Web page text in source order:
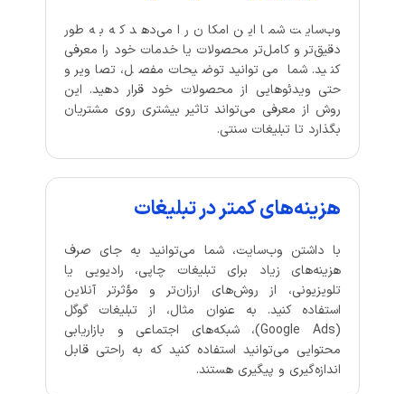
وب‌سایت شما این امکان را می‌دهد که به طور
دقیق‌تر و کامل‌تر محصولات یا خدمات خود را معرفی
کنید. شما می‌توانید توضیحات مفصل، تصاویر و
حتی ویدئوهایی از محصولات خود قرار دهید. این
روش از معرفی می‌تواند تاثیر بیشتری روی مشتریان
بگذارد تا تبلیغات سنتی.
هزینه‌های کمتر در تبلیغات
با داشتن وب‌سایت، شما می‌توانید به جای صرف
هزینه‌های زیاد برای تبلیغات چاپی، رادیویی یا
تلویزیونی، از روش‌های ارزان‌تر و مؤثرتر آنلاین
استفاده کنید. به عنوان مثال، از تبلیغات گوگل
(Google Ads)، شبکه‌های اجتماعی و بازاریابی
محتوایی می‌توانید استفاده کنید که به راحتی قابل
اندازه‌گیری و پیگیری هستند.